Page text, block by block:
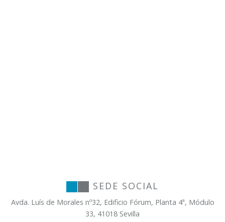
SEDE SOCIAL
Avda. Luís de Morales nº32, Edificio Fórum, Planta 4ª, Módulo
33, 41018 Sevilla